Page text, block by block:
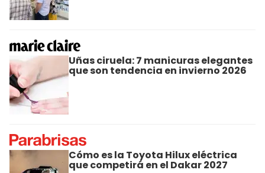
Uñas ciruela: 7 manicuras elegantes
que son tendencia en invierno 2026
Cómo es la Toyota Hilux eléctrica
que competirá en el Dakar 2027